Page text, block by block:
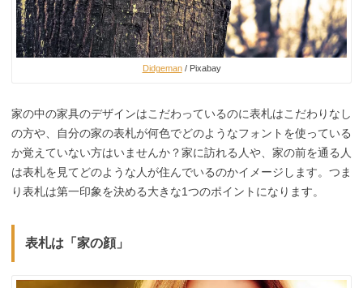
Didgeman/ Pixabay
家の中の家具のデザインはこだわっているのに表札はこだわりなし
の方や、自分の家の表札が何色でどのようなフォントを使っている
か覚えていない方はいませんか？家に訪れる人や、家の前を通る人
は表札を見てどのような人が住んでいるのかイメージします。つま
り表札は第一印象を決める大きな1つのポイントになります。
表札は「家の顔」